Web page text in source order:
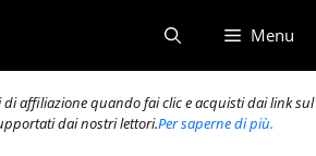
Menu
affiliazione quando fai clic e acquisti dai link sul
dai nostri lettori.Per saperne di più.